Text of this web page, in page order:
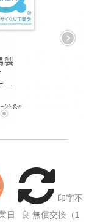
日
印字不
良 無償交換（1